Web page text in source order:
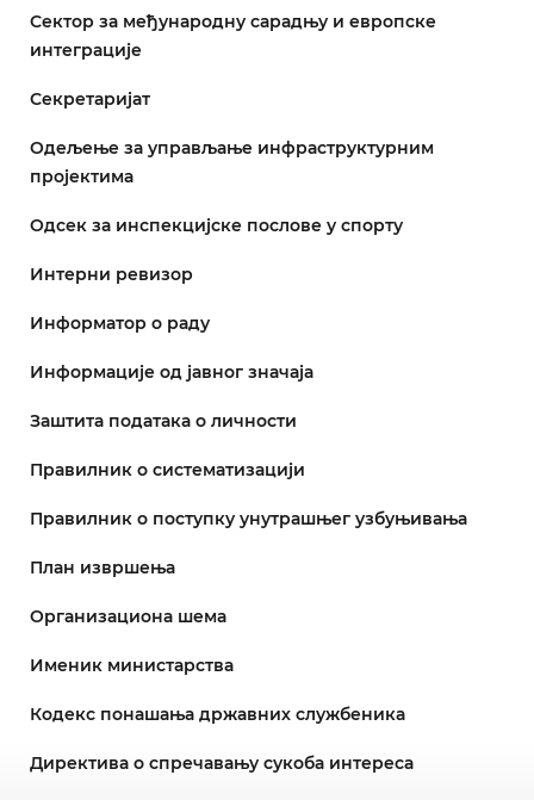
Сектор за међународну сарадњу и европске
интеграције
Секретаријат
Одељење за управљање инфраструктурним
пројектима
Одсек за инспекцијске послове у спорту
Интерни ревизор
Информатор о раду
Информације од јавног значаја
Заштита података о личности
Правилник о систематизацији
Правилник о поступку унутрашњег узбуњивања
План извршења
Организациона шема
Именик министарства
Кодекс понашања државних службеника
Директива о спречавању сукоба интереса